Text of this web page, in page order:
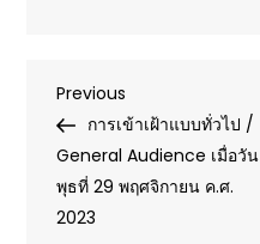
Post
navigation
Previous
Post
Previous
การเข้าเฝ้าแบบทั่วไป /
General Audience เมื่อวัน
พุธที่ 29 พฤศจิกายน ค.ศ.
2023